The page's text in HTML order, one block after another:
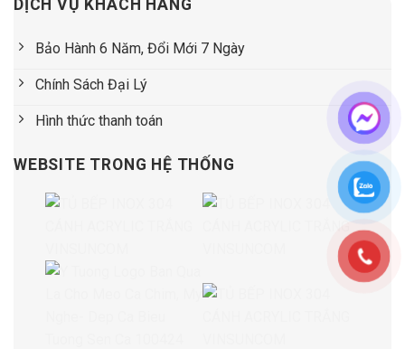
DỊCH VỤ KHÁCH HÀNG
Bảo Hành 6 Năm, Đổi Mới 7 Ngày
Chính Sách Đại Lý
Hình thức thanh toán
WEBSITE TRONG HỆ THỐNG